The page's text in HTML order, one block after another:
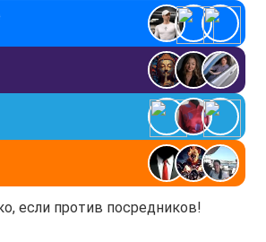
если против посредников!